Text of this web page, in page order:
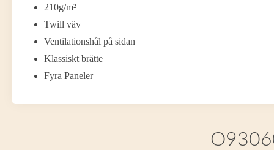
210g/m²
Twill väv
Ventilationshål på sidan
Klassiskt brätte
Fyra Paneler